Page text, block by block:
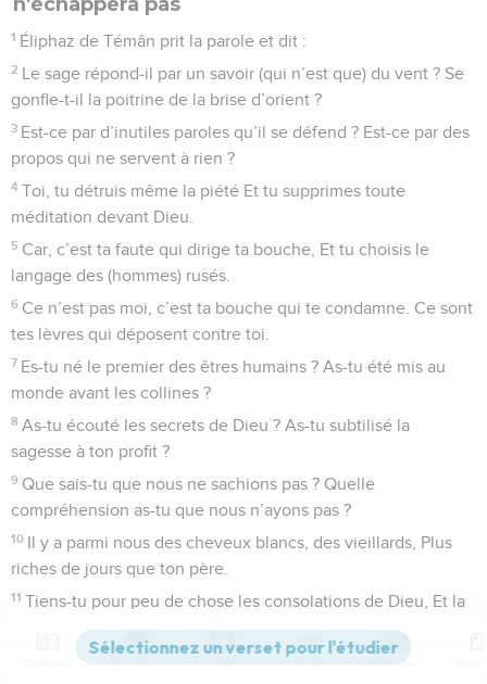
1 Éliphaz de Témân prit la parole et dit :
2 Le sage répond-il par un savoir (qui n’est que) du vent ? Se
gonfle-t-il la poitrine de la brise d’orient ?
3 Est-ce par d’inutiles paroles qu’il se défend ? Est-ce par des
propos qui ne servent à rien ?
4 Toi, tu détruis même la piété Et tu supprimes toute
méditation devant Dieu.
5 Car, c’est ta faute qui dirige ta bouche, Et tu choisis le
langage des (hommes) rusés.
6 Ce n’est pas moi, c’est ta bouche qui te condamne. Ce sont
tes lèvres qui déposent contre toi.
7 Es-tu né le premier des êtres humains ? As-tu été mis au
monde avant les collines ?
8 As-tu écouté les secrets de Dieu ? As-tu subtilisé la
sagesse à ton profit ?
9 Que sais-tu que nous ne sachions pas ? Quelle
compréhension as-tu que nous n’ayons pas ?
10 Il y a parmi nous des cheveux blancs, des vieillards, Plus
riches de jours que ton père.
11 Tiens-tu pour peu de chose les consolations de Dieu, Et la
parole qu’on t’adresse avec douceur... ?
Comme ton cœur t’entraîne, Et comme tes yeux se
Versions Commentaires Strong